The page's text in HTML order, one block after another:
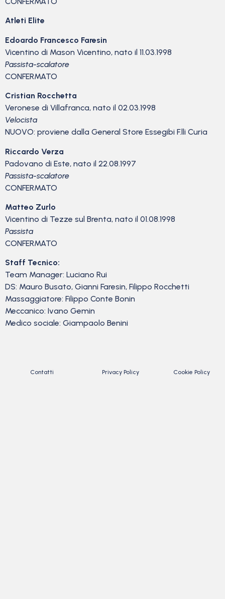
Atleti Elite
Edoardo Francesco Faresin
Vicentino di Mason Vicentino, nato il 11.03.1998
Passista-scalatore
CONFERMATO
Cristian Rocchetta
Veronese di Villafranca, nato il 02.03.1998
Velocista
NUOVO: proviene dalla General Store Essegibi F.lli Curia
Riccardo Verza
Padovano di Este, nato il 22.08.1997
Passista-scalatore
CONFERMATO
Matteo Zurlo
Vicentino di Tezze sul Brenta, nato il 01.08.1998
Passista
CONFERMATO
Staff Tecnico:
Team Manager: Luciano Rui
DS: Mauro Busato, Gianni Faresin, Filippo Rocchetti
Massaggiatore: Filippo Conte Bonin
Meccanico: Ivano Gemin
Medico sociale: Giampaolo Benini
Contatti Privacy Policy Cookie Policy